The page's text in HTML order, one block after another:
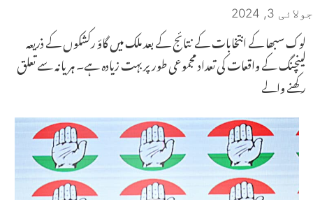
جولائی 3, 2024
لوک سبھا کے انتخابات کے نتائج کے بعد ملک میں گاؤ رکشکوں کے ذریعہ
لینچنگ کے واقعات کی تعداد مجموعی طور پر بہت زیادہ ہے۔ ہریانہ سے تعلق
رکھنے والے